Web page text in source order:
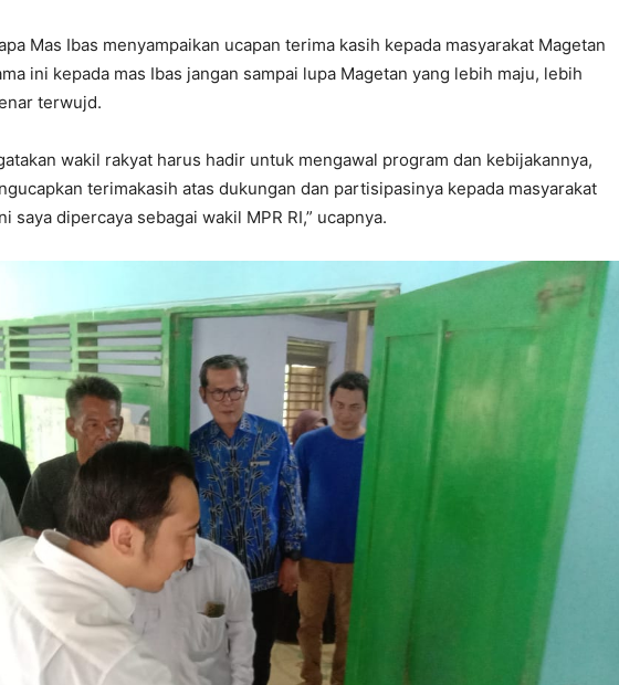
Mas Ibas menyampaikan ucapan terima kasih kepada masyarakat Magetan
ini kepada mas Ibas jangan sampai lupa Magetan yang lebih maju, lebih
terwujd.
wakil rakyat harus hadir untuk mengawal program dan kebijakannya,
terimakasih atas dukungan dan partisipasinya kepada masyarakat
saya dipercaya sebagai wakil MPR RI,” ucapnya.